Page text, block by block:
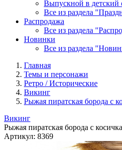
Выпускной в детский
Все из раздела
Распродажа
Все из раздела
Новинки
Все из раздела
Главная
Темы и персонажи
Ретро / Исторические
Викинг
Рыжая пиратская борода с
Викинг
Рыжая пиратская борода с
Артикул: 8369